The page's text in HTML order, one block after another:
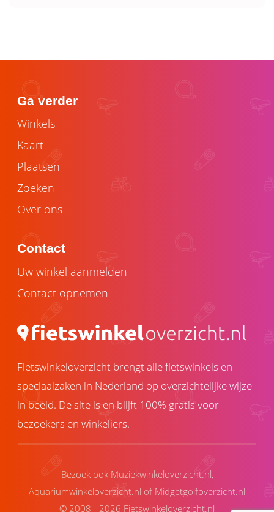
Ga verder
Winkels
Kaart
Plaatsen
Zoeken
Over ons
Contact
Uw winkel aanmelden
Contact opnemen
Fietswinkeloverzicht brengt alle fietswinkels en
speciaalzaken in Nederland op overzichtelijke wijze
in beeld. De site is en blijft 100% gratis voor
bezoekers en winkeliers.
Bezoek ook Muziekwinkeloverzicht.nl,
Aquariumwinkeloverzicht.nl of Midgetgolfoverzicht.nl
© 2008 - 2026 Fietswinkeloverzicht.nl